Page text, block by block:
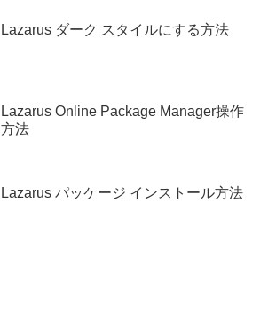
Lazarus ダーク スタイルにする方法
Lazarus Online Package Manager操作
方法
Lazarus パッケージ インストール方法